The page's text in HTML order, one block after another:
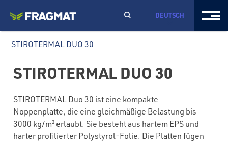
DEUTSCH
STIROTERMAL DUO 30
STIROTERMAL DUO 30
STIROTERMAL Duo 30 ist eine kompakte
Noppenplatte, die eine gleichmäßige Belastung bis
3000 kg/m² erlaubt. Sie besteht aus hartem EPS und
harter profilierter Polystyrol-Folie. Die Platten fügen